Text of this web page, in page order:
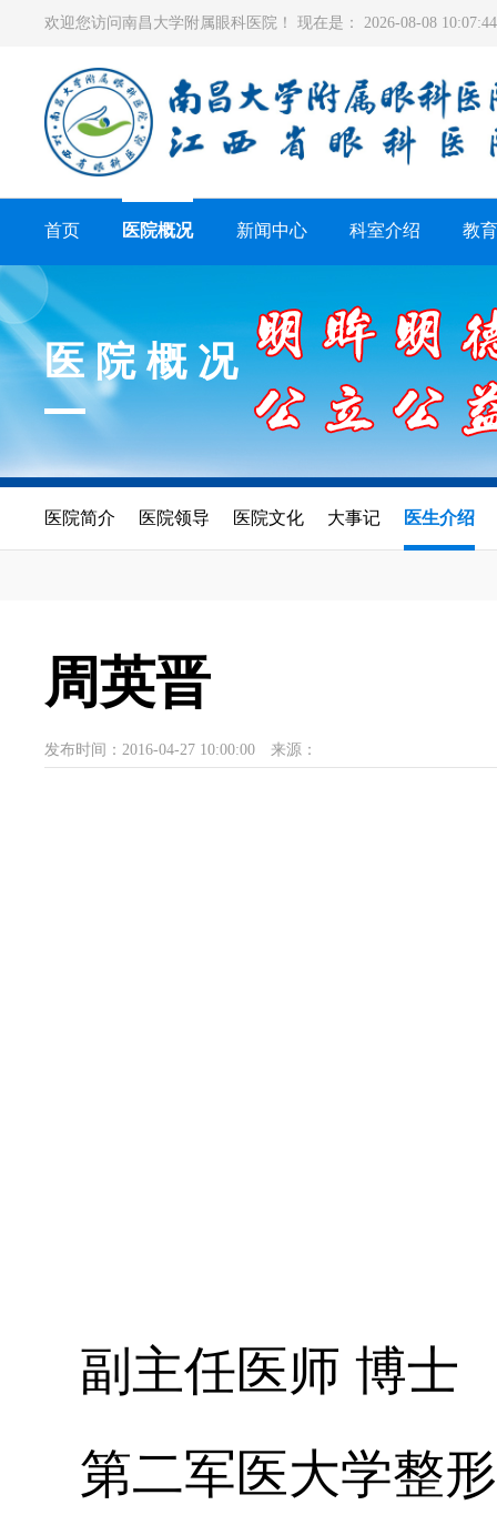
欢迎您访问南昌大学附属眼科医院！ 现在是： 2026-08-08
首页 医院概况 新闻中心 科室介绍 教
医院概况
医院简介 医院领导 医院文化 大事记 医生介绍
周英晋
发布时间：2016-04-27 10:00:00 来源：
副主任医师 博士
第二军医大学整